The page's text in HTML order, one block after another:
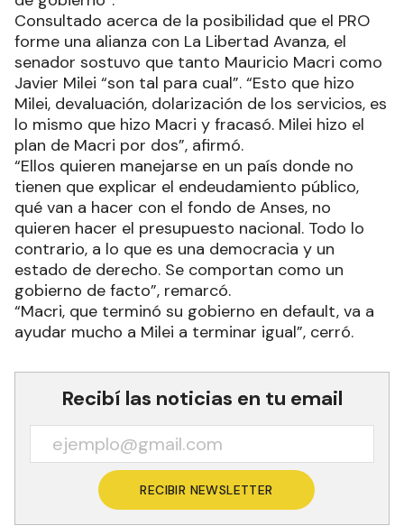
Consultado acerca de la posibilidad que el PRO
forme una alianza con La Libertad Avanza, el
senador sostuvo que tanto Mauricio Macri como
Javier Milei “son tal para cual”. “Esto que hizo
Milei, devaluación, dolarización de los servicios, es
lo mismo que hizo Macri y fracasó. Milei hizo el
plan de Macri por dos”, afirmó.
“Ellos quieren manejarse en un país donde no
tienen que explicar el endeudamiento público,
qué van a hacer con el fondo de Anses, no
quieren hacer el presupuesto nacional. Todo lo
contrario, a lo que es una democracia y un
estado de derecho. Se comportan como un
gobierno de facto”, remarcó.
“Macri, que terminó su gobierno en default, va a
ayudar mucho a Milei a terminar igual”, cerró.
Recibí las noticias en tu email
RECIBIR NEWSLETTER